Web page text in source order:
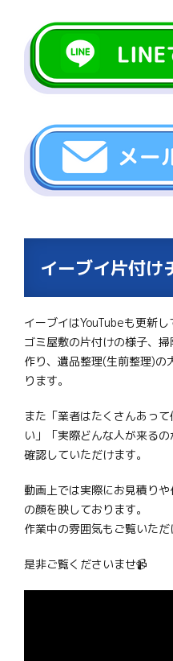
イーブイ片付け
イーブイはYouTubeも更新し
ゴミ屋敷の片付けの様子、
作り、遺品整理(生前整理)の
ります。
また「業者はたくさんあっ
い」「実際どんな人が来る
確認していただけます。
動画上では実際にお見積り
の顔を映しております。
作業中の雰囲気もご覧いただ
是非ご覧くださいませ📹